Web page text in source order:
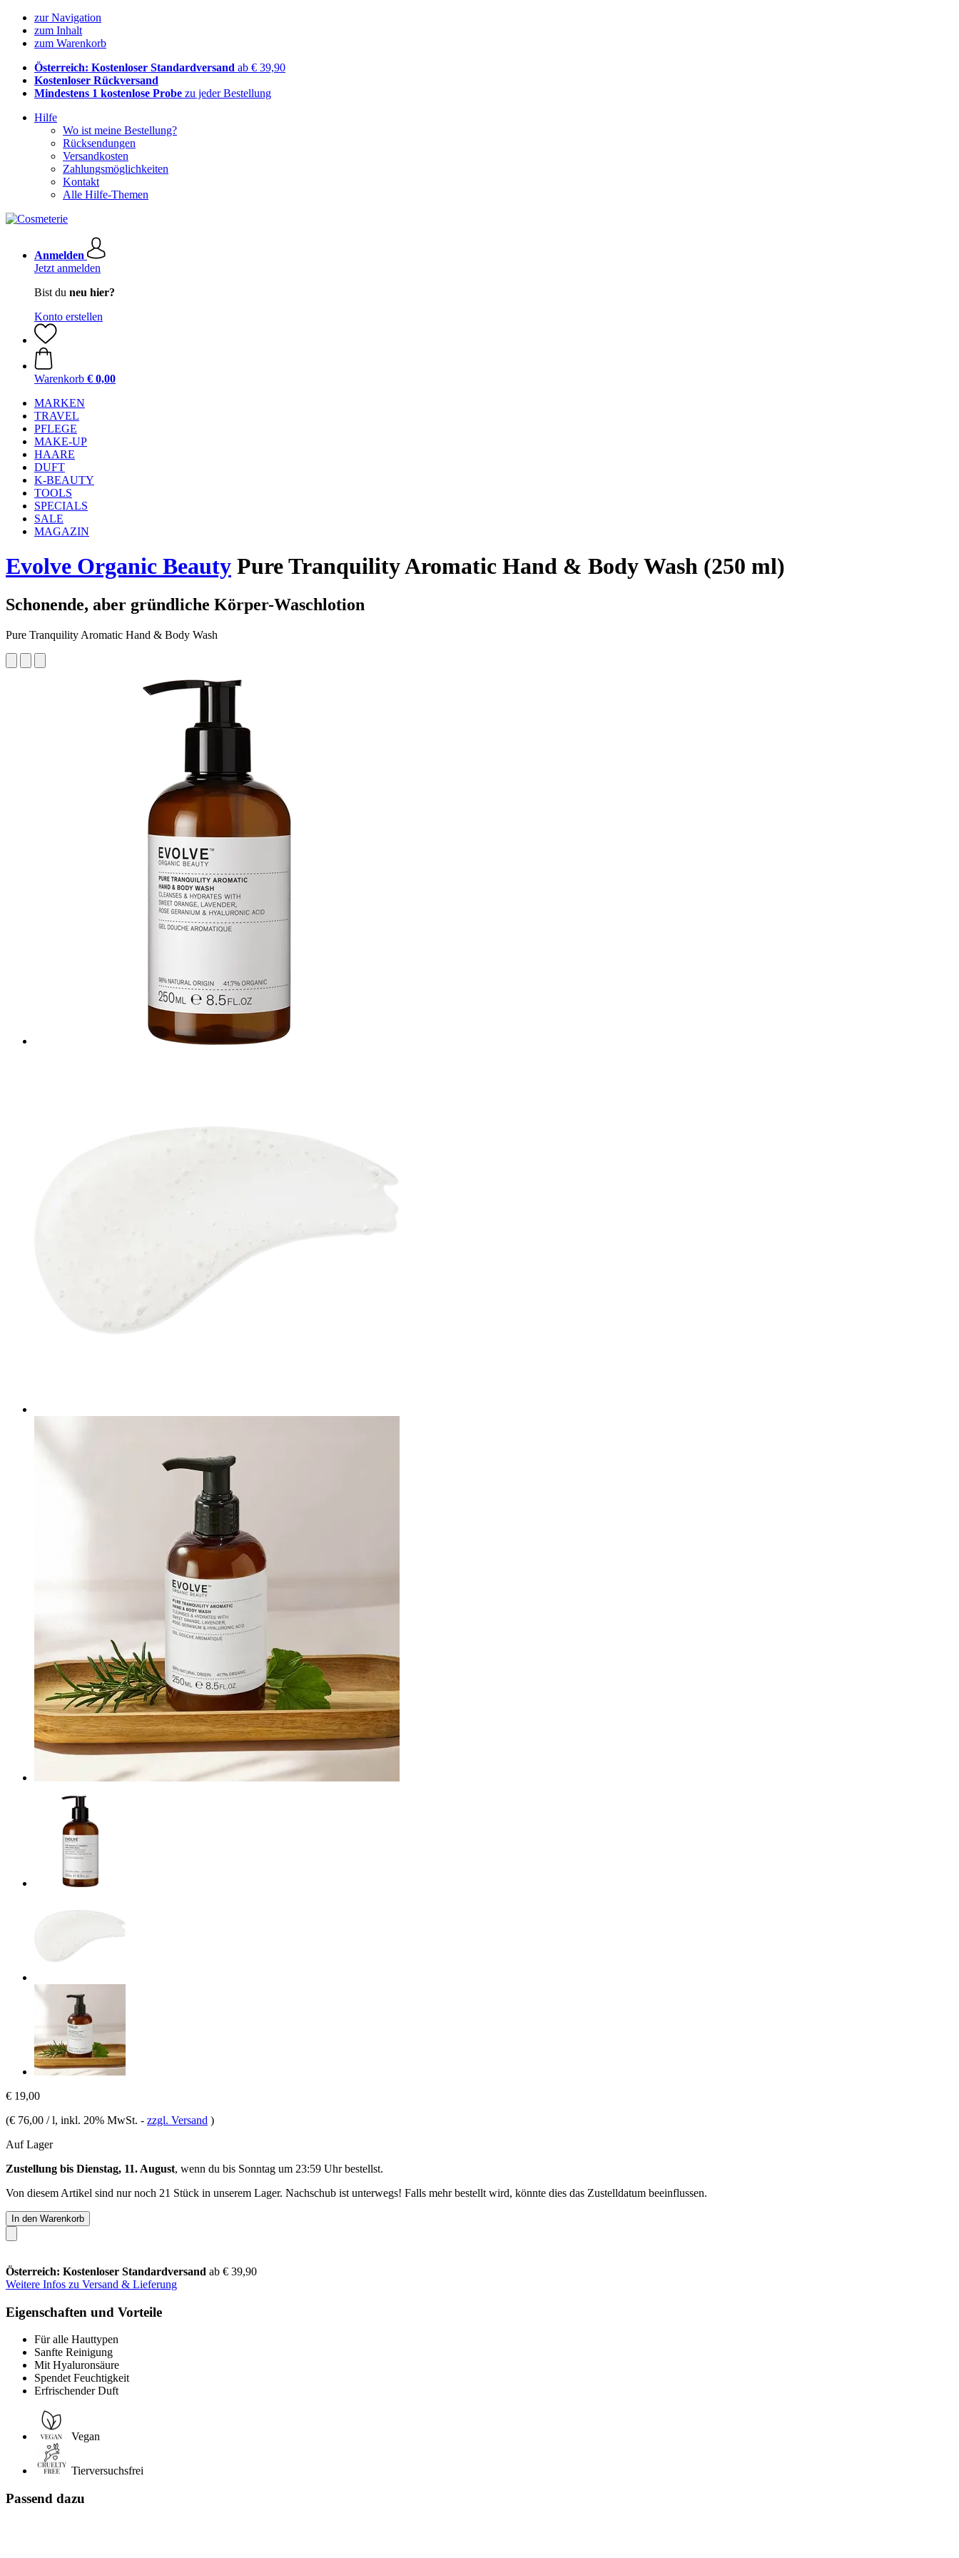
zur Navigation
zum Inhalt
zum Warenkorb
Österreich: Kostenloser Standardversand ab € 39,90
Kostenloser Rückversand
Mindestens 1 kostenlose Probe zu jeder Bestellung
Hilfe
Wo ist meine Bestellung?
Rücksendungen
Versandkosten
Zahlungsmöglichkeiten
Kontakt
Alle Hilfe-Themen
Anmelden
Jetzt anmelden
Bist du neu hier?
Konto erstellen
Warenkorb € 0,00
MARKEN
TRAVEL
PFLEGE
MAKE-UP
HAARE
DUFT
K-BEAUTY
TOOLS
SPECIALS
SALE
MAGAZIN
Evolve Organic Beauty Pure Tranquility Aromatic Hand & Body Wash (250 ml)
Schonende, aber gründliche Körper-Waschlotion
Pure Tranquility Aromatic Hand & Body Wash
€ 19,00
(€ 76,00 / l, inkl. 20% MwSt. - zzgl. Versand )
Auf Lager
Zustellung bis Dienstag, 11. August, wenn du bis Sonntag um 23:59 Uhrbestellst.
Von diesem Artikel sind nur noch 21 Stück in unserem Lager. Nachschub ist unterwegs! Falls mehr bestellt wird, könnte dies das Zustelldatum beeinflussen.
In den Warenkorb
Österreich: Kostenloser Standardversand ab € 39,90
Weitere Infos zu Versand & Lieferung
Eigenschaften und Vorteile
Für alle Hauttypen
Sanfte Reinigung
Mit Hyaluronsäure
Spendet Feuchtigkeit
Erfrischender Duft
Vegan
Tierversuchsfrei
Passend dazu